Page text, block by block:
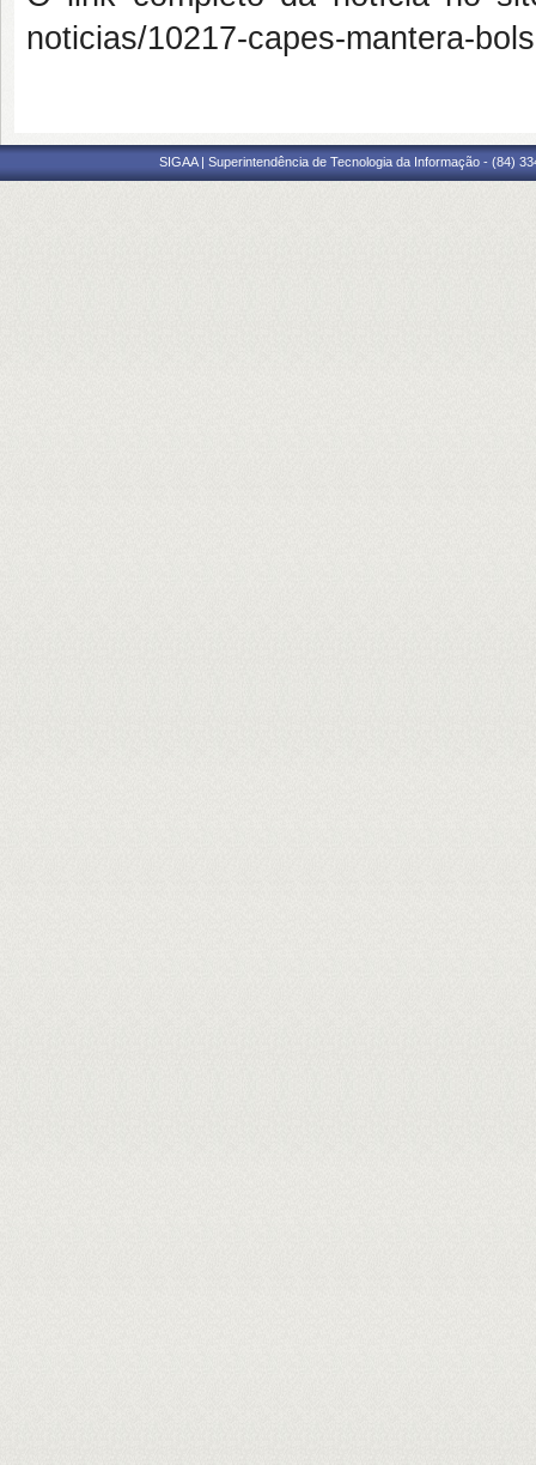
noticias/10217-capes-mantera-
SIGAA | Superintendência de Tecnologia da Informação - (84)